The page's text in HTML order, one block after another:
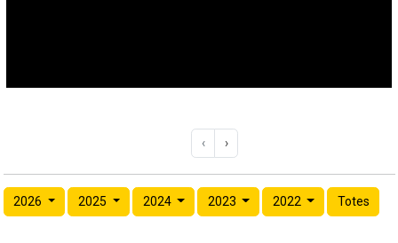
‹ ›
2026 2025 2024 2023 2022 Totes